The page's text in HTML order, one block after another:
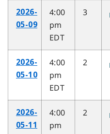
2026-
05-09
4:00
pm
EDT
3
2026-
05-10
4:00
pm
EDT
2
2026-
05-11
4:00
pm
2